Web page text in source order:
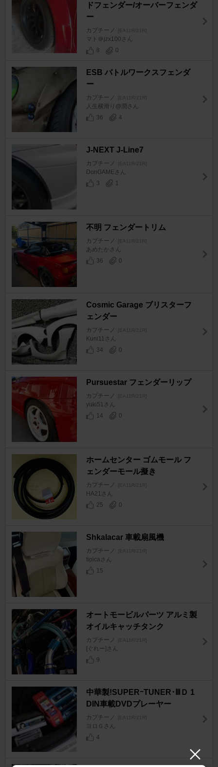
ドフェンダー/オーバーフェンダ
ー
カプチーノ [EA11R/21R]
マト＠jzx100さん
8
0
ESB バトルワークスフェンダ
ー
カプチーノ [EA11R/21R]
人生横滑り@潤さん
36
4
J-NEXT J-Line7
カプチーノ [EA11R/21R]
DonGAMEさん
3
1
不明 フェンダートリム
カプチーノ [EA11R/21R]
あめたかさん
36
0
Cosmic Garage ブリスターフ
ェンダー
カプチーノ [EA11R/21R]
Kuni11さん
34
0
Pursuestar フェンダーリップ
カプチーノ [EA11R/21R]
yuki51さん
14
0
ホームセンター ゴムモール フ
ェンダーモール擬き
カプチーノ [EA11R/21R]
HA21さん
25
0
Shkalacar 車載扇風機
カプチーノ [EA11R/21R]
tipicaさん
15
オートモービルパーツ アルミ製
オイルキャッチタンク
カプチーノ [EA11R/21R]
[ぐれー]さん
9
中華製!SUPERｰTUNER･ⅢＤ 1
DIN車載DVDプレーヤー
カプチーノ [EA11R/21R]
ヨロＧさん
4